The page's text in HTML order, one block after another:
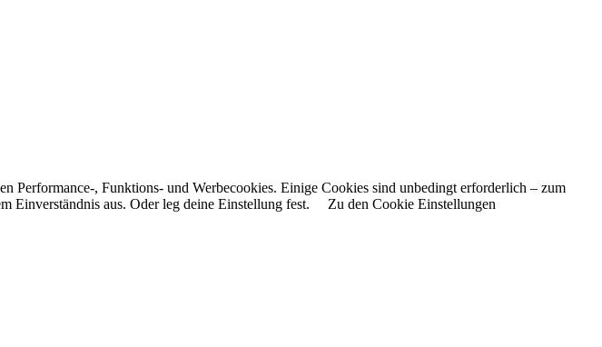
Performance-, Funktions- und Werbecookies. Einige Cookies sind unbedingt erforderlich – zum
Einverständnis aus. Oder leg deine Einstellung fest.
Zu den Cookie Einstellungen